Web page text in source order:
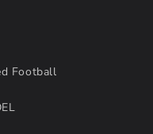
Football